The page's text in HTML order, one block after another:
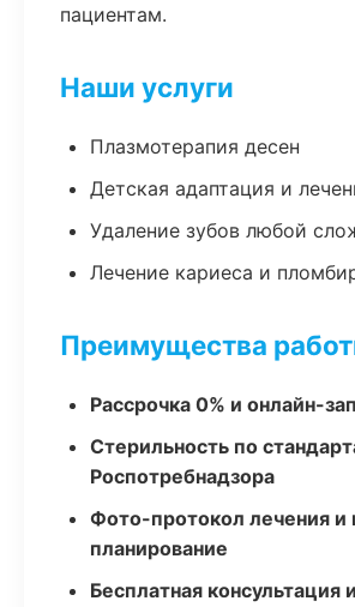
пациентам.
Наши услуги
Плазмотерапия десен
Детская адаптация и
Удаление зубов любой
Лечение кариеса и
Преимущества
Рассрочка 0% и онлайн-
Стерильность по
Роспотребнадзора
Фото-протокол лечения и
планирование
Бесплатная консультация и